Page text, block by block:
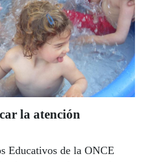
la atención
Educativos de la ONCE